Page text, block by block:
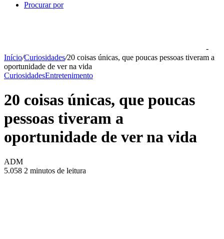
Procurar por
-
Início/Curiosidades/20 coisas únicas, que poucas pessoas tiveram a
oportunidade de ver na vida
CuriosidadesEntretenimento
20 coisas únicas, que poucas
pessoas tiveram a
oportunidade de ver na vida
ADM
5.058 2 minutos de leitura